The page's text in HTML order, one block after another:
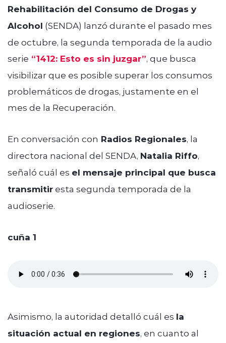
Rehabilitación del Consumo de Drogas y
Alcohol (SENDA) lanzó durante el pasado mes
de octubre, la segunda temporada de la audio
serie “1412: Esto es sin juzgar”, que busca
visibilizar que es posible superar los consumos
problemáticos de drogas, justamente en el
mes de la Recuperación.
En conversación con Radios Regionales, la
directora nacional del SENDA, Natalia Riffo,
señaló cuál es el mensaje principal que busca
transmitir esta segunda temporada de la
audioserie.
cuña 1
Asimismo, la autoridad detalló cuál es la
situación actual en regiones, en cuanto al